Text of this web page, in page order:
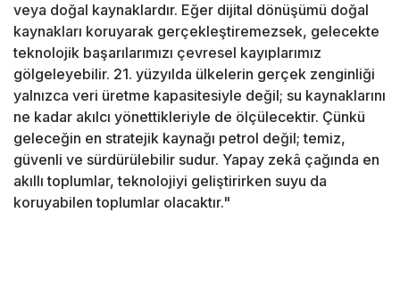
veya doğal kaynaklardır. Eğer dijital dönüşümü doğal
kaynakları koruyarak gerçekleştiremezsek, gelecekte
teknolojik başarılarımızı çevresel kayıplarımız
gölgeleyebilir. 21. yüzyılda ülkelerin gerçek zenginliği
yalnızca veri üretme kapasitesiyle değil; su kaynaklarını
ne kadar akılcı yönettikleriyle de ölçülecektir. Çünkü
geleceğin en stratejik kaynağı petrol değil; temiz,
güvenli ve sürdürülebilir sudur. Yapay zekâ çağında en
akıllı toplumlar, teknolojiyi geliştirirken suyu da
koruyabilen toplumlar olacaktır."